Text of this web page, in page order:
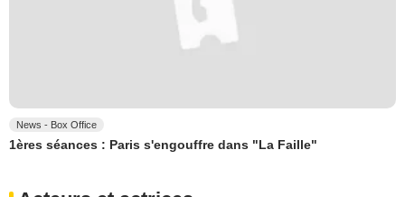
News - Box Office
1ères séances : Paris s'engouffre dans "La Faille"